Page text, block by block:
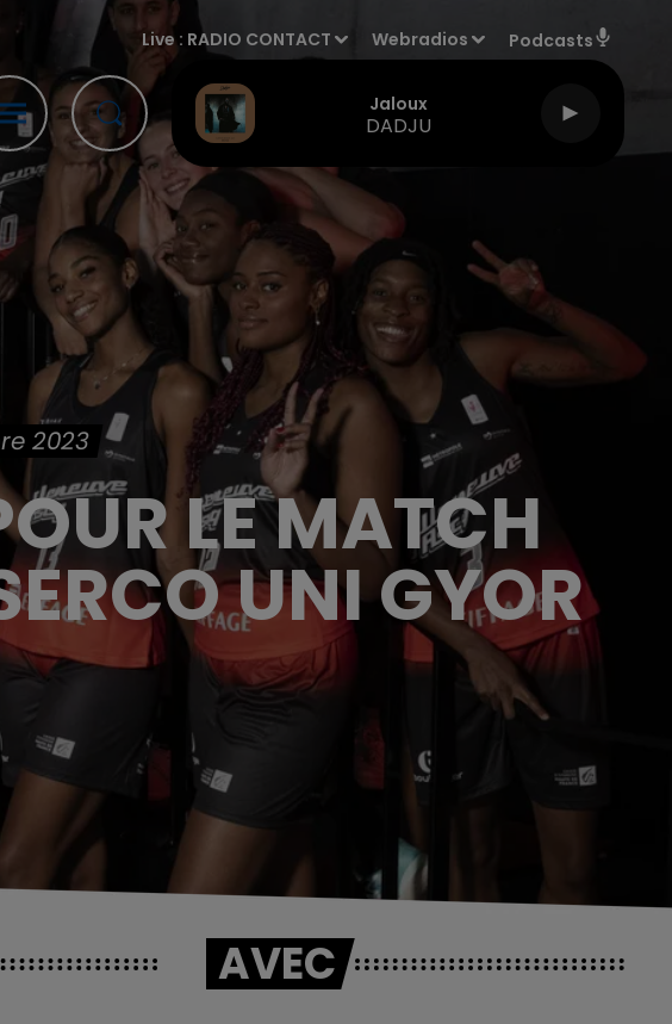
Live : RADIO CONTACT Webradios Podcasts
Jaloux
DADJU
2023
LE MATCH
UNI GYOR
AVEC